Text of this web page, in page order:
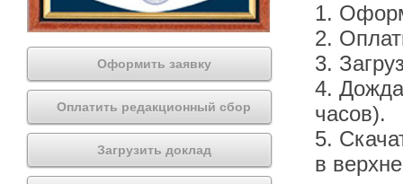
Оформить заявку
Оплатить редакционный сбор
Загрузить доклад
1.
2.
3.
4.
часов).
5.
в